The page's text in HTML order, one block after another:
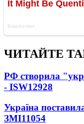
ЧИТАЙТЕ
РФ створила
- ISW12928
Україна
ЗМІ11054